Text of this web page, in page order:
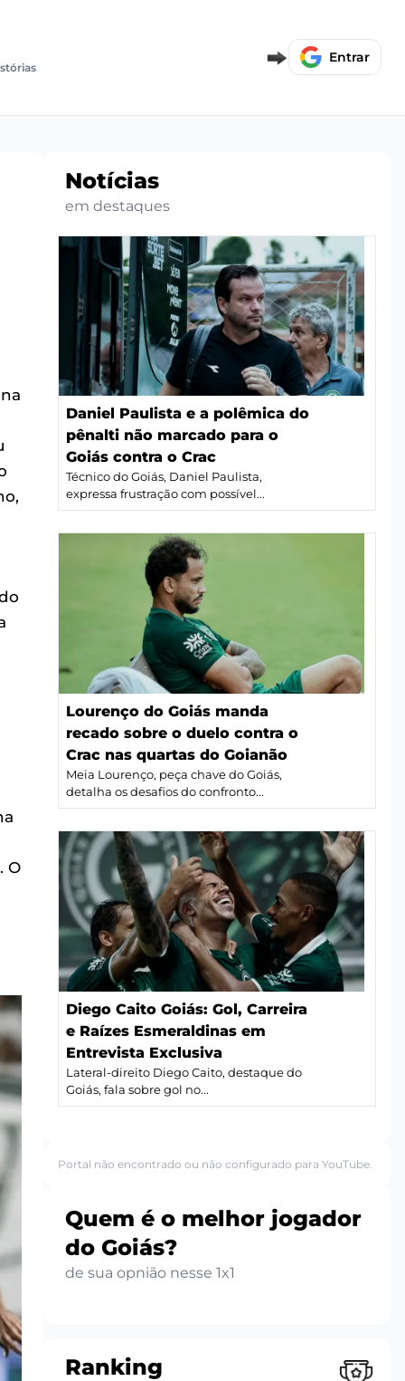
Entrar
O
Notícias
em destaques
Daniel Paulista e a polêmica do
pênalti não marcado para o
Goiás contra o Crac
Técnico do Goiás, Daniel Paulista,
expressa frustração com possível...
Lourenço do Goiás manda
recado sobre o duelo contra o
Crac nas quartas do Goianão
Meia Lourenço, peça chave do Goiás,
detalha os desafios do confronto...
Diego Caito Goiás: Gol, Carreira
e Raízes Esmeraldinas em
Entrevista Exclusiva
Lateral-direito Diego Caito, destaque do
Goiás, fala sobre gol no...
Portal não encontrado ou não configurado para YouTube.
Quem é o melhor jogador
do Goiás?
de sua opnião nesse 1x1
Ranking